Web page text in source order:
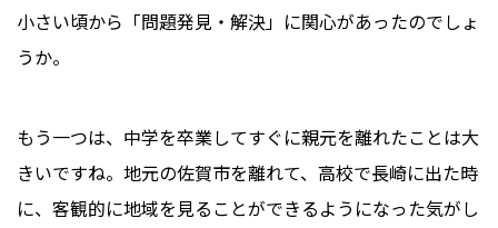
小さい頃から「問題発見・解決」に関心があったのでしょ
うか。
もう一つは、中学を卒業してすぐに親元を離れたことは大
きいですね。地元の佐賀市を離れて、高校で長崎に出た時
に、客観的に地域を見ることができるようになった気がし